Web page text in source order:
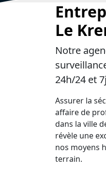
Le
Notre
24h/24 et
Assurer la
affaire de
dans la ville
révèle une
nos moyens
terrain.